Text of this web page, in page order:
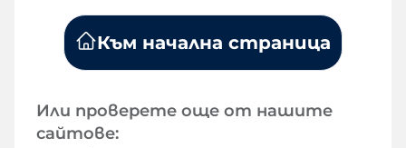
Към начална страница
Или проверете още от нашите
сайтове: